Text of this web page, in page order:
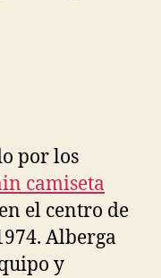
por los
camiseta
el centro de
Alberga
y